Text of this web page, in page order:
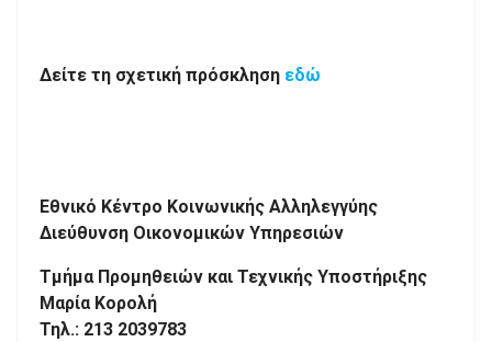
Δείτε τη σχετική πρόσκληση εδώ
Εθνικό Κέντρο Κοινωνικής Αλληλεγγύης
Διεύθυνση Οικονομικών Υπηρεσιών
Τμήμα Προμηθειών και Τεχνικής Υποστήριξης
Μαρία Κορολή
Τηλ.: 213 2039783